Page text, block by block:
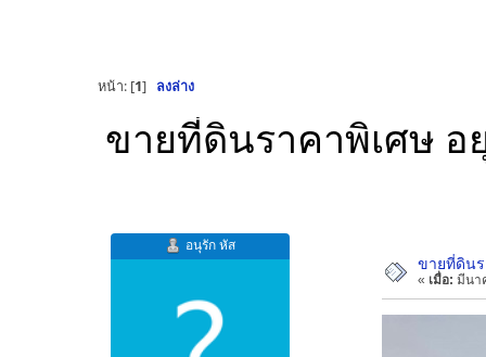
หน้า: [1] ลงล่าง
ขายที่ดินราคาพิเศษ
อนุรัก หัส
ขายที่ดิน
« เมื่อ: มีนา